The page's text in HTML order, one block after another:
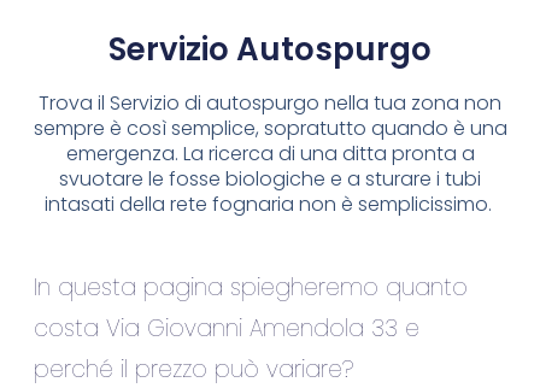
Servizio Autospurgo
Trova il Servizio di autospurgo nella tua zona non
sempre è così semplice, sopratutto quando è una
emergenza. La ricerca di una ditta pronta a
svuotare le fosse biologiche e a sturare i tubi
intasati della rete fognaria non è semplicissimo.
In questa pagina spiegheremo quanto
costa Via Giovanni Amendola 33 e
perché il prezzo può variare?